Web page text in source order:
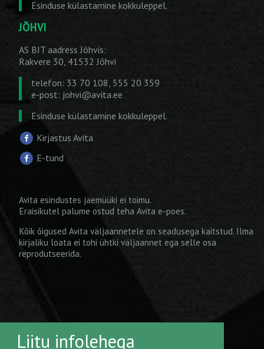
Esinduse külastamine kokkuleppel.
JÕHVI
AS BIT aadress Jõhvis:
Rakvere 30, 41532 Jõhvi
telefon: 33 70 108, 555 20 359
e-post: johvi@avita.ee
Esinduse külastamine kokkuleppel.
Kirjastus Avita
E-tund
Avita esindustes jaemüüki ei toimu.
Eraisikutel palume ostud teha Avita e-poes.
Kõik õigused Avita väljaannetele on seadusega kaitstud. Ilma
kirjaliku loata ei tohi ühtki väljaannet ega selle osa
reprodutseerida.
Liitu infolehega